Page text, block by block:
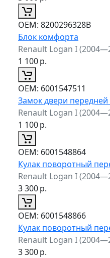
ОЕМ: 8200296328B
Блок комфорта
Renault Logan I
1 100р.
ОЕМ: 6001547511
Замок двери
Renault Logan I
1 100р.
ОЕМ: 6001548864
Кулак поворотный
Renault Logan I
3 300р.
ОЕМ: 6001548866
Кулак поворотный
Renault Logan I
3 300р.